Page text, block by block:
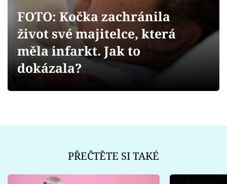
Videa
Sledujte prima+
FOTO: Kočka zachránila
život své majitelce, která
měla infarkt. Jak to
dokázala?
PŘEČTĚTE SI TAKÉ